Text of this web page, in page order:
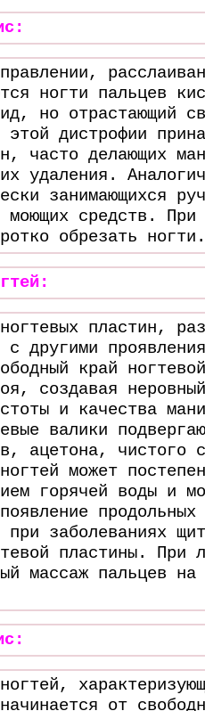
ногти пальцев
но отрастающий
дистрофии
часто делающих
удаления.
занимающихся
моющих средств. При
обрезать ногти.
пластин,
другими
край
создавая
и качества
валики
ацетона, чистого
может
горячей воды и
заболеваниях
пластины. При
массаж пальцев
от